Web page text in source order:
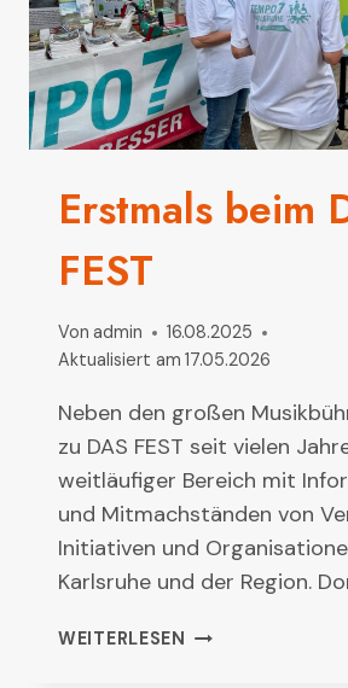
Erstmals beim
FEST
Von admin
16.08.2025
Aktualisiert am 17.05.2026
Neben den großen
zu DAS FEST seit vielen
weitläufiger Bereich mit
und Mitmachständen von
Initiativen und
Karlsruhe und der Region.
WEITERLESEN
ERSTMALS